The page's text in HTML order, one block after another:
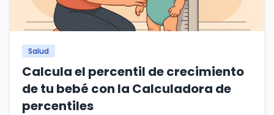
Salud
Calcula el percentil de crecimiento
de tu bebé con la Calculadora de
percentiles